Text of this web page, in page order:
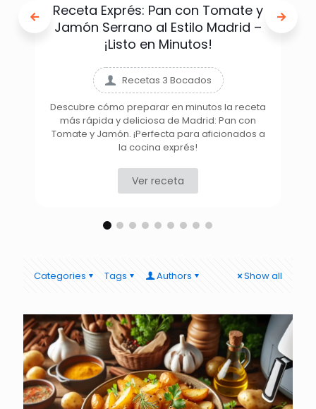
Receta Exprés: Pan con Tomate y
Jamón Serrano al Estilo Madrid –
¡Listo en Minutos!
Recetas 3 Bocados
Descubre cómo preparar en minutos la receta
más rápida y deliciosa de Madrid: Pan con
Tomate y Jamón. ¡Perfecta para aficionados a
la cocina exprés!
Ver receta
Categories Tags Authors Show all